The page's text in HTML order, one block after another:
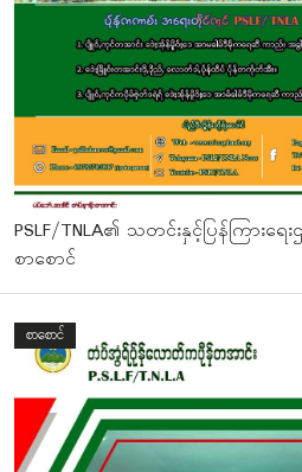
PSLF/TNLA၏ သတင်းနှင့်ပြန်ကြားရ
စာစောင်
စာစောင်